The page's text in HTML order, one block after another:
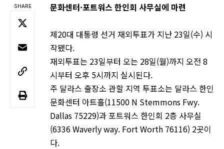
SHARE
문화센터·포트워스 한인회 사무실에 마련
제20대 대통령 선거 재외투표가 지난 23일(수) 시
작됐다.
재외투표는 23일부터 오는 28일(월)까지 오전 8
시부터 오후 5시까지 실시된다.
주 달라스 출장소 관할 지역 투표소는 달라스 한인
문화센터 아트홀(11500 N Stemmons Fwy.
Dallas 75229)과 포트워스 한인회 2층 사무실
(6336 Waverly way. Fort Worth 76116) 2곳이
다.